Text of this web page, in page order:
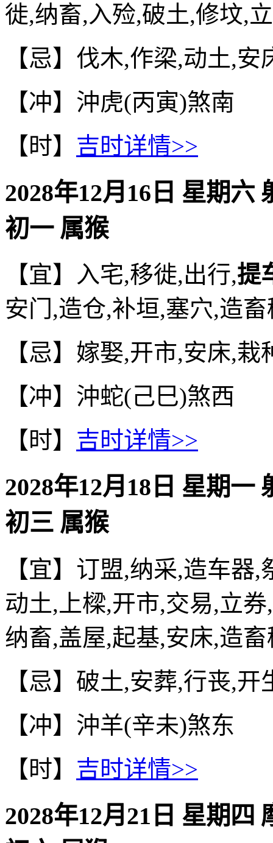
徙,纳畜,入殓,破土,修坟,
【忌】伐木,作梁,动土,
【冲】沖虎(丙寅)煞南
【时】 吉时详情>>
2028年12月16日 星期六
初一 属猴
【宜】入宅,移徙,出行,提
安门,造仓,补垣,塞穴,造畜
【忌】嫁娶,开市,安床,
【冲】沖蛇(己巳)煞西
【时】 吉时详情>>
2028年12月18日 星期一
初三 属猴
【宜】订盟,纳采,造车器
动土,上樑,开市,交易,立
纳畜,盖屋,起基,安床,造畜
【忌】破土,安葬,行丧,开
【冲】沖羊(辛未)煞东
【时】 吉时详情>>
2028年12月21日 星期四